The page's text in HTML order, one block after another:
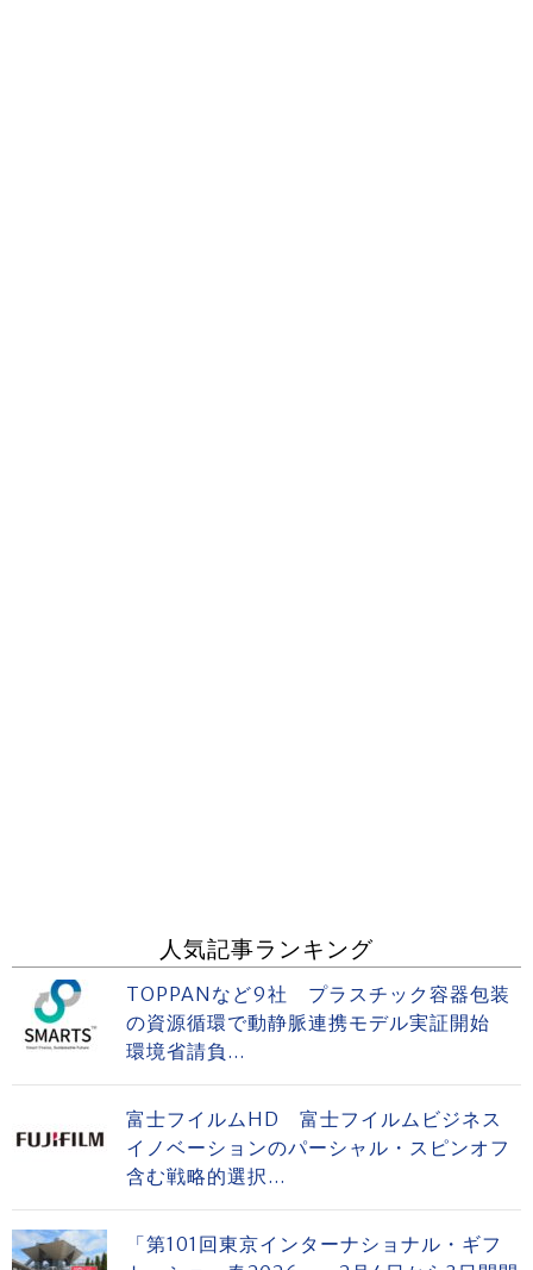
人気記事ランキング
TOPPANなど9社 プラスチック容器包装
の資源循環で動静脈連携モデル実証開始
環境省請負...
富士フイルムHD 富士フイルムビジネス
イノベーションのパーシャル・スピンオフ
含む戦略的選択...
「第101回東京インターナショナル・ギフ